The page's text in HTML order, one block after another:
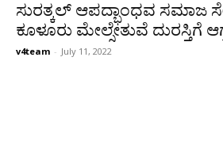
ಸುರತ್ಕಲ್ ಆಪದ್ಭಾಂಧವ ಸಮಾಜ
ಕೂಳೂರು ಮೇಲ್ಸೇತುವೆ ದುರಸ್ತಿಗೆ
v4team - July 11, 2022